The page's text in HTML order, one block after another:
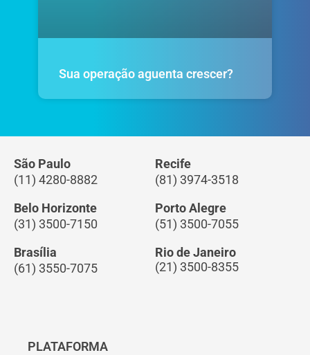
Sua operação aguenta crescer?
São Paulo
(11) 4280-8882
Recife
(81) 3974-3518
Belo Horizonte
(31) 3500-7150
Porto Alegre
(51) 3500-7055
Brasília
(61) 3550-7075
Rio de Janeiro
(21) 3500-8355
PLATAFORMA